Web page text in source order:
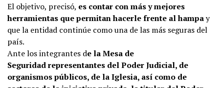
El objetivo, precisó, es contar con más y mejores
herramientas que permitan hacerle frente al hampay
que la entidad continúe como una de las más seguras del
país.
Ante los integrantes de la Mesa de
Seguridad representantes del Poder Judicial, de
organismos públicos, de la Iglesia, así como de